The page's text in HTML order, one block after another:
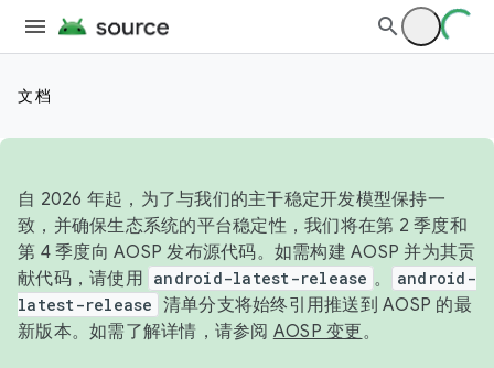
文档
自 2026 年起，为了与我们的主干稳定开发模型保持一
致，并确保生态系统的平台稳定性，我们将在第 2 季度和
第 4 季度向 AOSP 发布源代码。如需构建 AOSP 并为其贡
献代码，请使用 android-latest-release 。
android-
latest-release 清单分支将始终引用推送到 AOSP 的最
新版本。如需了解详情，请参阅 AOSP 变更。